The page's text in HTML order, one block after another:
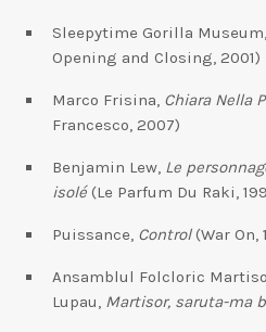
Sleepytime Gorilla Museum,
Opening and Closing, 2001)
Marco Frisina, Chiara Nella
Francesco, 2007)
Benjamin Lew, Le
isolé(Le Parfum Du Raki,
Puissance, Control(War On,
Ansamblul Folcloric
Lupau, Martisor, saruta-ma